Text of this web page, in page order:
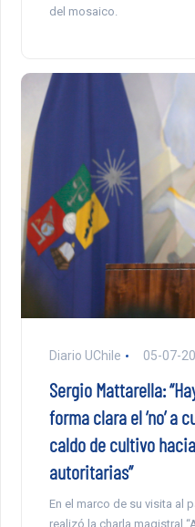
del mosaico.
Diario UChile 05-07-
Sergio Mattarella:
forma clara el ‘no’ a
caldo de cultivo
autoritarias”
En el marco de su visita al
realizó la charla magistral